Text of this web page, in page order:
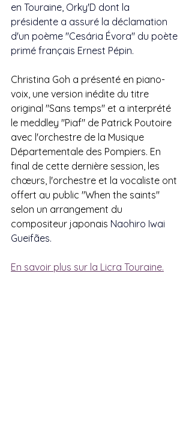
en Touraine, Orky'D dont la
présidente a assuré la déclamation
d'un poème "Cesária Évora" du poète
primé français Ernest Pépin.
Christina Goh a présenté en piano-
voix, une version inédite du titre
original "Sans temps" et a interprété
le meddley "Piaf" de Patrick Poutoire
avec l'orchestre de la Musique
Départementale des Pompiers. En
final de cette dernière session, les
chœurs, l'orchestre et la vocaliste ont
offert au public "When the saints"
selon un arrangement du
compositeur japonais Naohiro Iwai
Gueifães.
En savoir plus sur la Licra Touraine.